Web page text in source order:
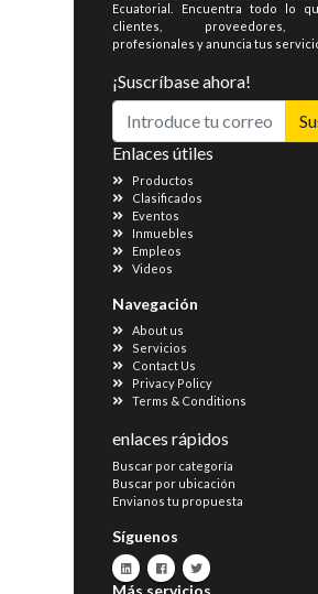
Ecuatorial. Encuentra todo lo
clientes, proveedores,
profesionales y anuncia tus
¡Suscríbase ahora!
Enlaces útiles
Productos
Clasificados
Eventos
Inmuebles
Empleos
Videos
Navegación
About us
Servicios
Contact Us
Privacy Policy
Terms & Conditions
enlaces rápidos
Buscar por categoría
Buscar por ubicación
Envianos tu propuesta
Síguenos